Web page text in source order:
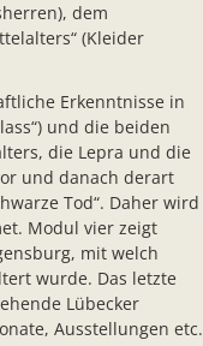
dem
(Kleider
Erkenntnisse in
und die beiden
die Lepra und die
und danach derart
Tod“. Daher wird
Modul vier zeigt
mit welch
wurde. Das letzte
Lübecker
Ausstellungen etc.